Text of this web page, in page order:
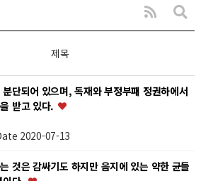
제목
단되어 있으며, 독재와 부정부패 정권하에서
받고 있다.
2020-07-13
것은 감싸기도 하지만 음지에 있는 약한 균들